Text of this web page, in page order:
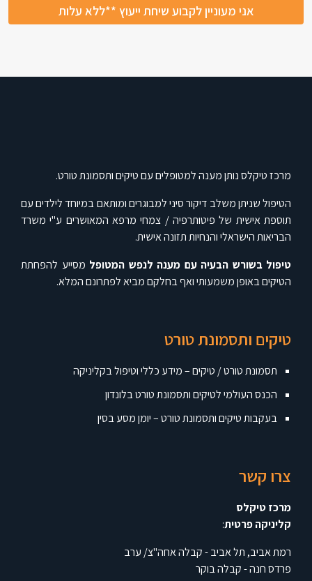
מרכז טיקלס נותן מענה למטופלים עם טיקים ותסמונת טורט.
הטיפול שניתן משלב דיקור סיני למבוגרים ומותאם במיוחד לילדים עם
תוספת אישית של פיטותרפיה / צמחי מרפא המאושרים ע"י משרד
הבריאות הישראלי והנחיות תזונה אישית.
טיפול בשורש הבעיה עם מענה לנפש המטופל מסייע להפחתת
הטיקים באופן משמעותי ואף בחלקם מביא לפתרונם המלא.
טיקים ותסמונת טורט
תסמונת טורט / טיקים – מידע כללי וטיפול בקליניקה
הכנס העולמי לטיקים ותסמונת טורט בלונדון
בעקבות טיקים ותסמונת טורט – יומן מסע בסין
צרו קשר
מרכז טיקלס
קליניקה פרטית:
רמת אביב, תל אביב - קבלה אחה"צ/ ערב
פרדס חנה - קבלה בוקר